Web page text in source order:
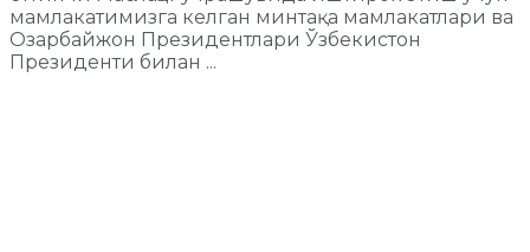
мамлакатимизга келган минтақа мамлакатлари ва
Озарбайжон Президентлари Ўзбекистон
Президенти билан ...